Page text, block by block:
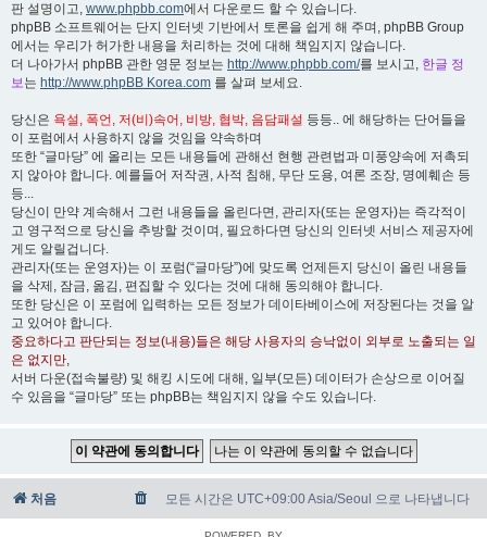
판 설명이고, www.phpbb.com에서 다운로드 할 수 있습니다.
phpBB 소프트웨어는 단지 인터넷 기반에서 토론을 쉽게 해 주며, phpBB Group
에서는 우리가 허가한 내용을 처리하는 것에 대해 책임지지 않습니다.
더 나아가서 phpBB 관한 영문 정보는 http://www.phpbb.com/를 보시고, 한글 정
보는 http://www.phpBB Korea.com 를 살펴 보세요.
당신은 욕설, 폭언, 저(비)속어, 비방, 협박, 음담패설 등등.. 에 해당하는 단어들을
이 포럼에서 사용하지 않을 것임을 약속하며
또한 “글마당” 에 올리는 모든 내용들에 관해선 현행 관련법과 미풍양속에 저촉되
지 않아야 합니다. 예를들어 저작권, 사적 침해, 무단 도용, 여론 조장, 명예훼손 등
등...
당신이 만약 계속해서 그런 내용들을 올린다면, 관리자(또는 운영자)는 즉각적이
고 영구적으로 당신을 추방할 것이며, 필요하다면 당신의 인터넷 서비스 제공자에
게도 알릴겁니다.
관리자(또는 운영자)는 이 포럼(“글마당”)에 맞도록 언제든지 당신이 올린 내용들
을 삭제, 잠금, 옮김, 편집할 수 있다는 것에 대해 동의해야 합니다.
또한 당신은 이 포럼에 입력하는 모든 정보가 데이타베이스에 저장된다는 것을 알
고 있어야 합니다.
중요하다고 판단되는 정보(내용)들은 해당 사용자의 승낙없이 외부로 노출되는 일
은 없지만,
서버 다운(접속불량) 및 해킹 시도에 대해, 일부(모든) 데이터가 손상으로 이어질
수 있음을 “글마당” 또는 phpBB는 책임지지 않을 수도 있습니다.
처음 모든 시간은 UTC+09:00 Asia/Seoul 으로 나타냅니다